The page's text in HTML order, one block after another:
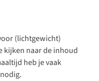
(lichtgewicht)
kijken naar de inhoud
heb je vaak